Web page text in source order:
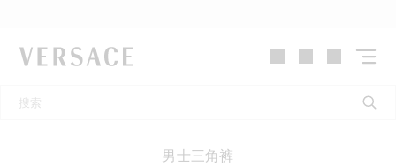
VERSACE | 主页
男士三角裤